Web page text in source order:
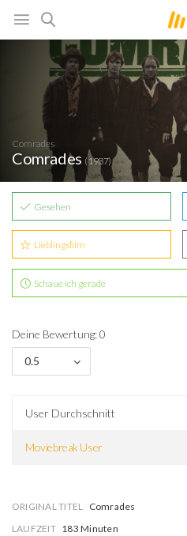
Comrades
Comrades (1987)
Gesehen
Lieblingsfilm
Schaue ich gerade
Deine Bewertung: 0
0.5
User Durchschnitt
Moviebreak User
ORIGINAL TITEL Comrades
LAUFZEIT 183 Minuten